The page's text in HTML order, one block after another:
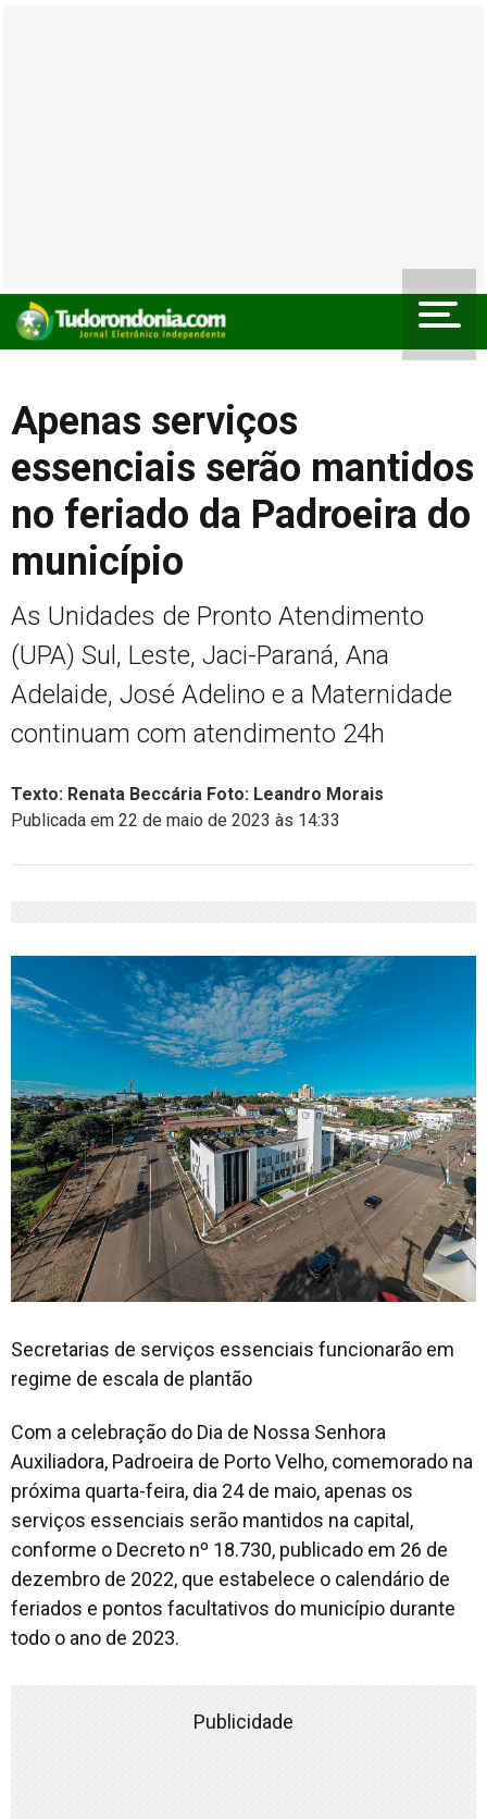
Apenas serviços
essenciais serão mantidos
no feriado da Padroeira do
município
As Unidades de Pronto Atendimento
(UPA) Sul, Leste, Jaci-Paraná, Ana
Adelaide, José Adelino e a Maternidade
continuam com atendimento 24h
Texto: Renata Beccária Foto: Leandro Morais
Publicada em 22 de maio de 2023 às 14:33
Secretarias de serviços essenciais funcionarão em
regime de escala de plantão
Com a celebração do Dia de Nossa Senhora
Auxiliadora, Padroeira de Porto Velho, comemorado na
próxima quarta-feira, dia 24 de maio, apenas os
serviços essenciais serão mantidos na capital,
conforme o Decreto nº 18.730, publicado em 26 de
dezembro de 2022, que estabelece o calendário de
feriados e pontos facultativos do município durante
todo o ano de 2023.
Publicidade